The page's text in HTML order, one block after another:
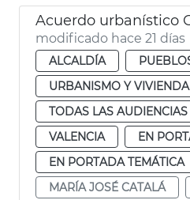
modificado hace 21 días
ALCALDÍA
URBANISMO Y VIVIENDA
TODAS LAS AUDIENCIAS
VALENCIA
EN
EN PORTADA TEMÁTICA
MARÍA JOSÉ CATALÁ